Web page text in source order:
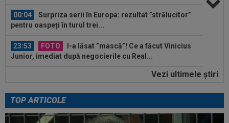
00:04
Surpriza serii în Europa: rezultat ”strălucitor”
pentru oaspeți în turul trei...
23:53 FOTO
I-a lăsat ”mască”! Ce a făcut Vinicius
Junior, imediat după negocierile cu Real...
Ilie Dumitrescu a numit cel mai
23:51
Surpriza din preliminariile Champions League
le-a rupt seria de victorii...
Vezi ultimele ştiri
TOP ARTICOLE